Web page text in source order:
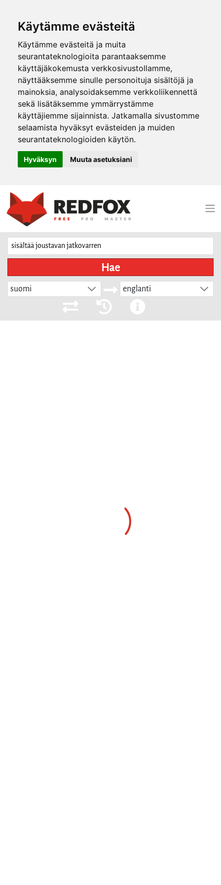
Käytämme evästeitä
Käytämme evästeitä ja muita
seurantateknologioita parantaaksemme
käyttäjäkokemusta verkkosivustollamme,
näyttääksemme sinulle personoituja sisältöjä ja
mainoksia, analysoidaksemme verkkoliikennettä
sekä lisätäksemme ymmärrystämme
käyttäjiemme sijainnista. Jatkamalla sivustomme
selaamista hyväksyt evästeiden ja muiden
seurantateknologioiden käytön.
Hyväksyn Muuta asetuksiani
Hae
suomi englanti